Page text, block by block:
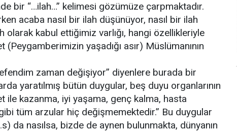
bir “…ilah…” kelimesi gözümüze çarpmaktadır.
acaba nasıl bir ilah düşünüyor, nasıl bir ilah
olarak kabul ettiğimiz varlığı, hangi özellikleriyle
yaşadığı asır) Müslümanının
zaman değişiyor” diyenlere burada bir
yaratılmış bütün duygular, beş duyu organlarının
ile kazanma, iyi yaşama, genç kalma, hasta
tüm arzular hiç değişmemektedir.” Bu duygular
da nasılsa, bizde de aynen bulunmakta, dünyanın